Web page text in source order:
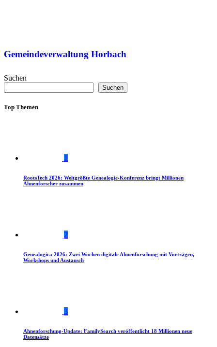
Gemeindeverwaltung Horbach
Suchen
Suchen
Top Themen
1
RootsTech 2026: Weltgrößte Genealogie-Konferenz bringt Millionen
Ahnenforscher zusammen
2
Genealogica 2026: Zwei Wochen digitale Ahnenforschung mit Vorträgen,
Workshops und Austausch
3
Ahnenforschung-Update: FamilySearch veröffentlicht 18 Millionen neue
Datensätze